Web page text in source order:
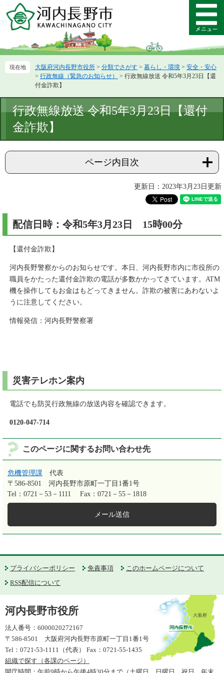
ー
先
ニ
を
本
文
メ
ニ
ー
大阪府河内長野市役所 > 分類でさがす > 暮らし・環境 > 安全・安心
> 行政無線（緊急のお知らせ） > 行政無線放送 令和5年3月23日【還
付金詐欺】
文
行政無線放送 令和5年3月23日【還付
金詐欺】
ページ内目次
更新日：2023年3月23日更新
配信日時：令和5年3月23日 15時00分
【還付金詐欺】
河内長野警察からのお知らせです。本日、河内長野市内に市役所の
職員をかたった還付金詐欺の電話が多数かかってきています。ATM
機を操作してもお金はもどってきません。詐欺の被害にあわないよ
うに注意してください。
情報発信：河内長野警察署
災害テレホン案内
電話でも防災行政無線の放送内容を確認できます。
0120-047-714
このページに関するお問い合わせ先
危機管理課
代表
〒586-8501
河内長野市原町一丁目1番1号
Tel：0721－53－1111
Fax：0721－55－1818
メール送信
プライバシーポリシー 免責事項
このホームページについて
RSS配信について
河内長野市役所
法人番号：6000020272167
〒586-8501 大阪府河内長野市原町一丁目1番1号
Tel：0721-53-1111（代表） Fax：0721-55-1435
組織で探す（各課のページ）